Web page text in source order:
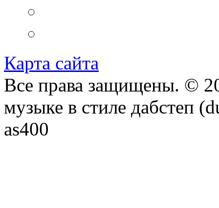
Карта сайта
Все права защищены. ©
музыке в стиле дабстеп
as400